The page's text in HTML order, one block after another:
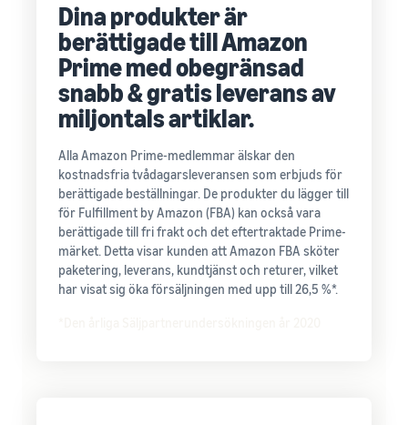
Dina produkter är
berättigade till Amazon
Prime med obegränsad
snabb & gratis leverans av
miljontals artiklar.
Alla Amazon Prime-medlemmar älskar den
kostnadsfria tvådagarsleveransen som erbjuds för
berättigade beställningar. De produkter du lägger till
för Fulfillment by Amazon (FBA) kan också vara
berättigade till fri frakt och det eftertraktade Prime-
märket. Detta visar kunden att Amazon FBA sköter
paketering, leverans, kundtjänst och returer, vilket
har visat sig öka försäljningen med upp till 26,5 %*.